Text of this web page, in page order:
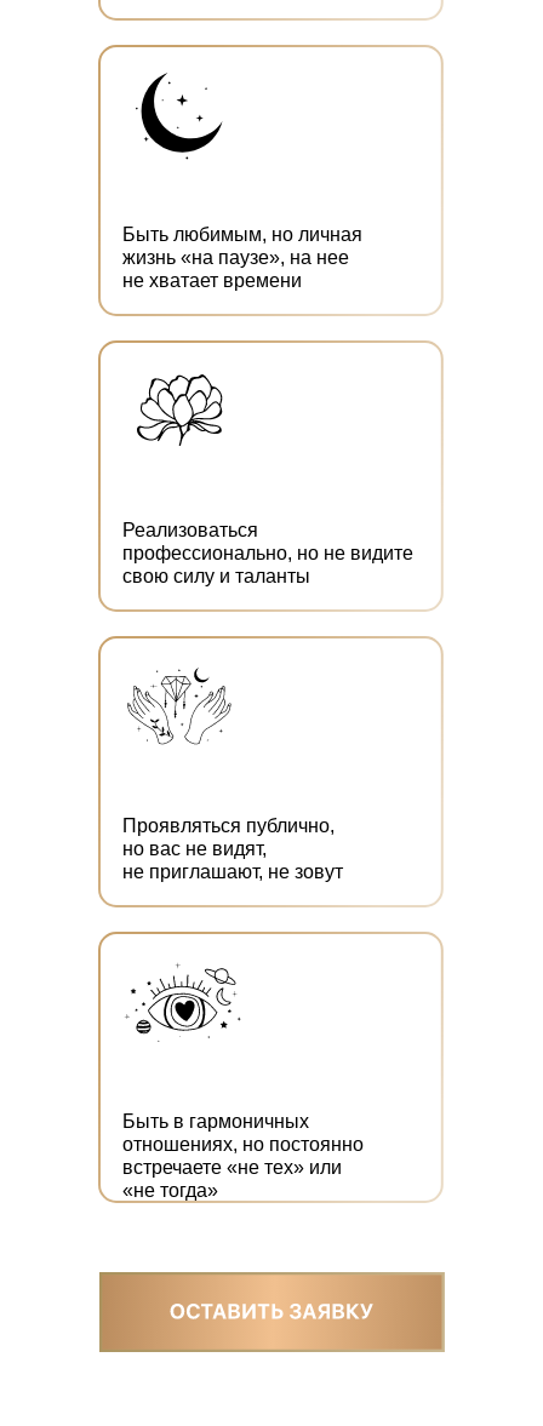
Быть в гармоничных
отношениях, но постоянно
встречаете «не тех» или
«не тогда»
Проявляться публично,
но вас не видят,
не приглашают, не зовут
Реализоваться
профессионально, но не видите
свою силу и таланты
Быть любимым, но личная
жизнь «на паузе», на нее
не хватает времени